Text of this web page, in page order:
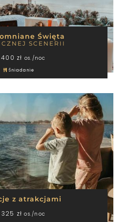
Święta
SCENERII
400 zł os./noc
Śniadanie
z atrakcjami
325 zł os./noc